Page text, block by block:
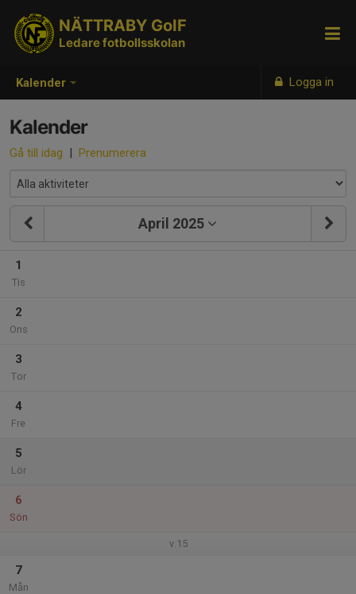
Kalender Logga in
NÄTTRABY GoIF
Ledare fotbollsskolan
Kalender
Gå till idag | Prenumerera
April 2025
1
Tis
2
Ons
3
Tor
4
Fre
5
Lör
6
Sön
v.15
7
Mån